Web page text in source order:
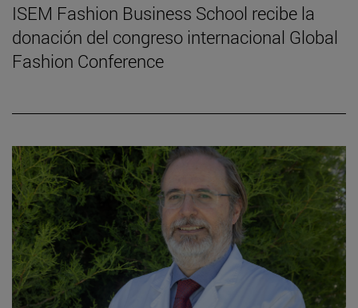
ISEM Fashion Business School recibe la
donación del congreso internacional Global
Fashion Conference